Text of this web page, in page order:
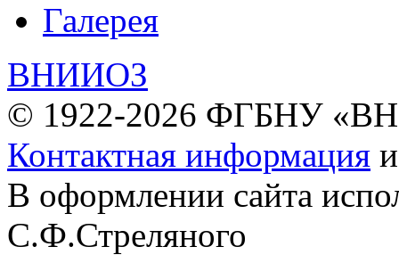
Галерея
ВНИИОЗ
© 1922-2026 ФГБНУ
Контактная информация
В оформлении сайта
С.Ф.Стреляного